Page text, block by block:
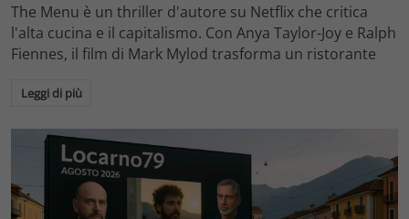
The Menu è un thriller d'autore su Netflix che critica
l'alta cucina e il capitalismo. Con Anya Taylor-Joy e Ralph
Fiennes, il film di Mark Mylod trasforma un ristorante
Leggi di più